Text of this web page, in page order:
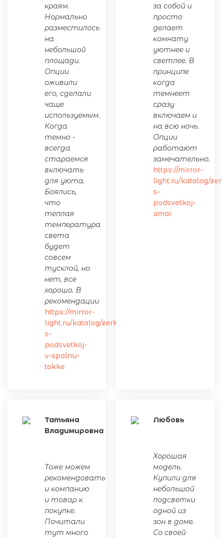
краям.
Нормально
разместилось
на
небольшой
площади.
Опции
оживили
его, сделали
чаще
используемым.
Когда
темно -
всегда
стараемся
включать
для уюта.
Боялись,
что
теплая
температура
света
будет
совсем
тусклой, но
нет, все
хорошо. В
рекомендации
https://mirror-
light.ru/katalog/zerkalo-
s-
podsvetkoj-
v-spalnu-
tokke
за собой и
просто
делает
комнату
уютнее и
светлее. В
принципе
когда
темнеет
сразу
включаем и
на всю ночь.
Опции
работают
замечательно.
https://mirror-
light.ru/katalog/
s-
podsvetkoj-
amai
Татьяна
Владимировна
Тоже можем
рекомендовать
и компанию
и товар к
покупке.
Почитали
тут много
Любовь
Хорошая
модель.
Купили для
небольшой
подсветки
одной из
зон в доме.
Со своей